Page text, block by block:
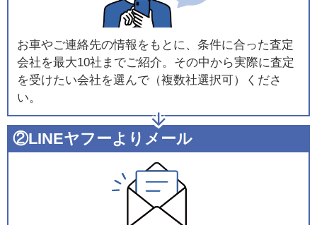
お車やご連絡先の情報をもとに、条件に合った査定
会社を最大10社までご紹介。その中から実際に査定
を受けたい会社を選んで（複数社選択可）くださ
い。
②LINEヤフーよりメール